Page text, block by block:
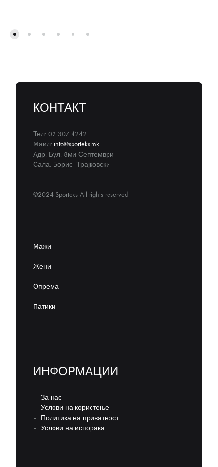
КОНТАКТ
Тел: 02 307 4242
Маил: info@sporteks.mk
Адр: Бул. 8ми Септември
Сала: Борис Трајковски
©2024 Sporteks All rights reserved
Мажи
Жени
Опрема
Патики
ИНФОРМАЦИИ
– За нас
– Услови на користење
– Политика на приватност
– Услови на испорака